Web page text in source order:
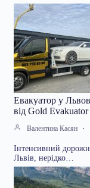
Евакуатор у
від Gold Evakuator
Валентина Касян
Інтенсивний
Львів, нерідко…